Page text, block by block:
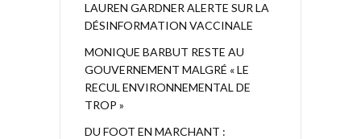
LAUREN GARDNER ALERTE SUR LA
DÉSINFORMATION VACCINALE
MONIQUE BARBUT RESTE AU
GOUVERNEMENT MALGRÉ « LE
RECUL ENVIRONNEMENTAL DE
TROP »
DU FOOT EN MARCHANT :